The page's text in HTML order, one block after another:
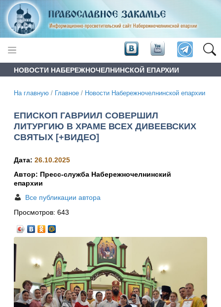
НОВОСТИ НАБЕРЕЖНОЧЕЛНИНСКОЙ ЕПАРХИИ
На главную / Главное / Новости Набережночелнинской епархии
ЕПИСКОП ГАВРИИЛ СОВЕРШИЛ
ЛИТУРГИЮ В ХРАМЕ ВСЕХ ДИВЕЕВСКИХ
СВЯТЫХ [+ВИДЕО]
Дата: 26.10.2025
Автор: Пресс-служба Набережночелнинский
епархии
Все публикации автора
Просмотров: 643